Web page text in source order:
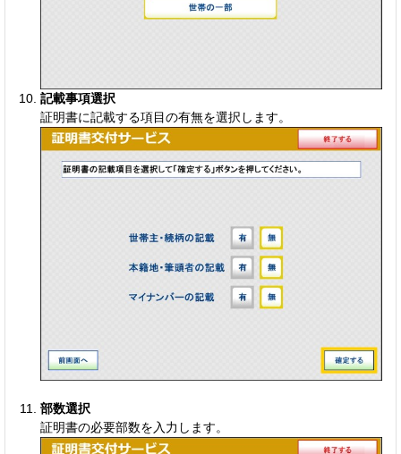
記載事項選択
証明書に記載する項目の有無を選択します。
部数選択
証明書の必要部数を入力します。